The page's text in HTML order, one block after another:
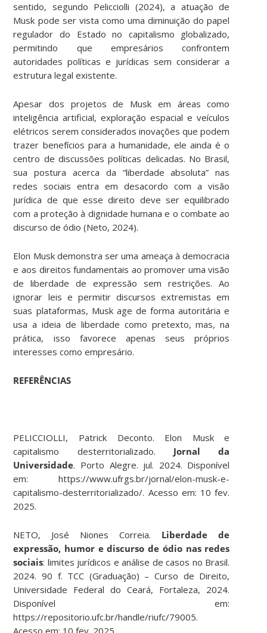
sentido, segundo Pelicciolli (2024), a atuação de
Musk pode ser vista como uma diminuição do papel
regulador do Estado no capitalismo globalizado,
permitindo que empresários confrontem
autoridades políticas e jurídicas sem considerar a
estrutura legal existente.
Apesar dos projetos de Musk em áreas como
inteligência artificial, exploração espacial e veículos
elétricos serem considerados inovações que podem
trazer benefícios para a humanidade, ele ainda é o
centro de discussões políticas delicadas. No Brasil,
sua postura acerca da “liberdade absoluta” nas
redes sociais entra em desacordo com a visão
jurídica de que esse direito deve ser equilibrado
com a proteção à dignidade humana e o combate ao
discurso de ódio (Neto, 2024).
Elon Musk demonstra ser uma ameaça à democracia
e aos direitos fundamentais ao promover uma visão
de liberdade de expressão sem restrições. Ao
ignorar leis e permitir discursos extremistas em
suas plataformas, Musk age de forma autoritária e
usa a ideia de liberdade como pretexto, mas, na
prática, isso favorece apenas seus próprios
interesses como empresário.
REFERÊNCIAS
PELICCIOLLI, Patrick Deconto. Elon Musk e
capitalismo desterritorializado. Jornal da
Universidade. Porto Alegre. jul. 2024. Disponível
em: https://www.ufrgs.br/jornal/elon-musk-e-
capitalismo-desterritorializado/. Acesso em: 10 fev.
2025.
NETO, José Niones Correia. Liberdade de
expressão, humor e discurso de ódio nas redes
sociais: limites jurídicos e análise de casos no Brasil.
2024. 90 f. TCC (Graduação) – Curso de Direito,
Universidade Federal do Ceará, Fortaleza, 2024.
Disponível em:
https://repositorio.ufc.br/handle/riufc/79005.